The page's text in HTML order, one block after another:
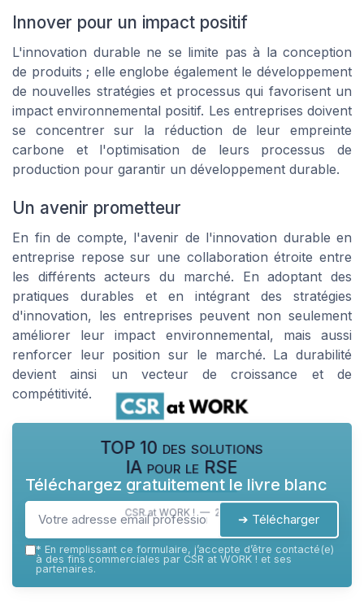
Innover pour un impact positif
L'innovation durable ne se limite pas à la conception
de produits ; elle englobe également le développement
de nouvelles stratégies et processus qui favorisent un
impact environnemental positif. Les entreprises doivent
se concentrer sur la réduction de leur empreinte
carbone et l'optimisation de leurs processus de
production pour garantir un développement durable.
Un avenir prometteur
En fin de compte, l'avenir de l'innovation durable en
entreprise repose sur une collaboration étroite entre
les différents acteurs du marché. En adoptant des
pratiques durables et en intégrant des stratégies
d'innovation, les entreprises peuvent non seulement
améliorer leur impact environnemental, mais aussi
renforcer leur position sur le marché. La durabilité
devient ainsi un vecteur de croissance et de
compétitivité.
TOP 10 des solutions
IA pour le RSE
CSR at WORK ! — 2026
Téléchargez gratuitement le livre blanc
➔ Télécharger
* En remplissant ce formulaire, j’accepte d’être contacté(e)
à des fins commerciales par CSR at WORK ! et ses
partenaires.